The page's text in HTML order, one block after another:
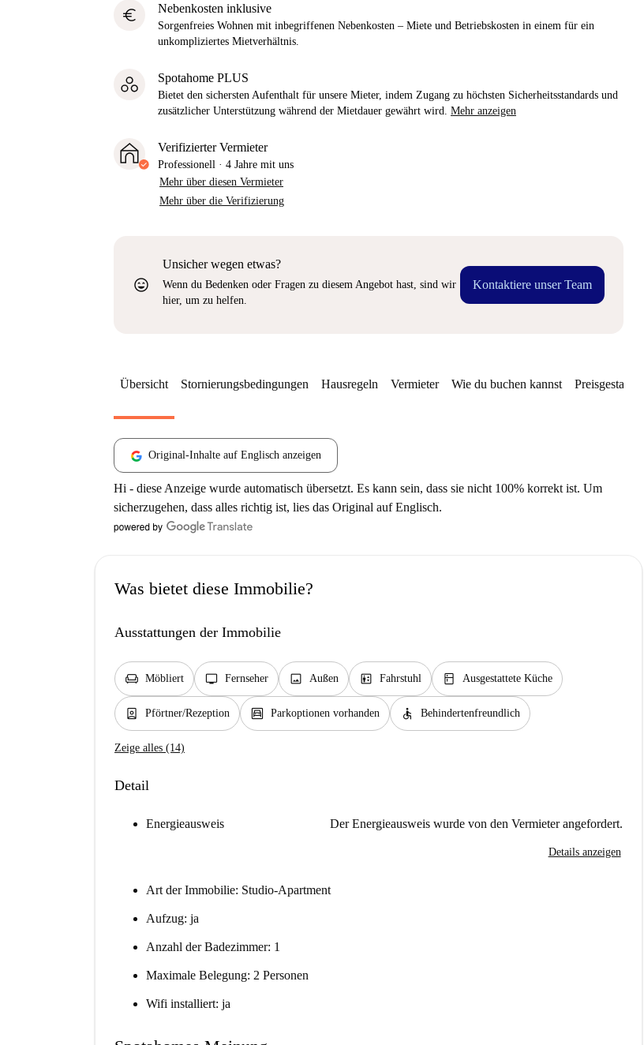
euro Nebenkosten inklusive
Sorgenfreies Wohnen mit inbegriffenen Nebenkosten – Miete und Betriebskosten in einem für ein
unkompliziertes Mietverhältnis.
Spotahome PLUS
Bietet den sichersten Aufenthalt für unsere Mieter, indem Zugang zu höchsten Sicherheitsstandards und
zusätzlicher Unterstützung während der Mietdauer gewährt wird. Mehr anzeigen
Verifizierter Vermieter
Professionell · 4 Jahre mit uns
Mehr über diesen Vermieter
Mehr über die Verifizierung
sentiment_very_satisfied
Unsicher wegen etwas?
Wenn du Bedenken oder Fragen zu diesem Angebot hast, sind wir
hier, um zu helfen.
Kontaktiere unser Team
Übersicht Stornierungsbedingungen Hausregeln Vermieter Wie du buchen kannst Preisgestaltung
Original-Inhalte auf Englisch anzeigen
Hi - diese Anzeige wurde automatisch übersetzt. Es kann sein, dass sie nicht 100% korrekt ist. Um
sicherzugehen, dass alles richtig ist, lies das Original auf Englisch.
Was bietet diese Immobilie?
Ausstattungen der Immobilie
chair Möbliert tv Fernseher image Außen elevator Fahrstuhl kitchen Ausgestattete Küche
person_book Pförtner/Rezeption garage Parkoptionen vorhanden accessible Behindertenfreundlich
Zeige alles (14)
Detail
Energieausweis Der Energieausweis wurde von den Vermieter angefordert.
Details anzeigen
Art der Immobilie: Studio-Apartment
Aufzug: ja
Anzahl der Badezimmer: 1
Maximale Belegung: 2 Personen
Wifi installiert: ja